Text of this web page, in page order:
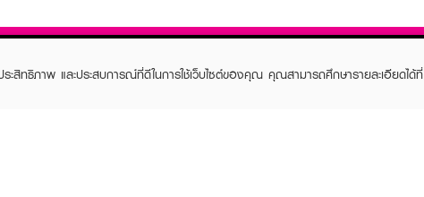
ะสิทธิภาพ และประสบการณ์ที่ดีในการใช้เว็บไซต์ของคุณ คุณสามารถศึกษารายละเอียดได้ที่